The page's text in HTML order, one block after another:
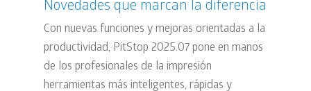
Novedades que marcan la diferencia
Con nuevas funciones y mejoras orientadas a la
productividad, PitStop 2025.07 pone en manos
de los profesionales de la impresión
herramientas más inteligentes, rápidas y